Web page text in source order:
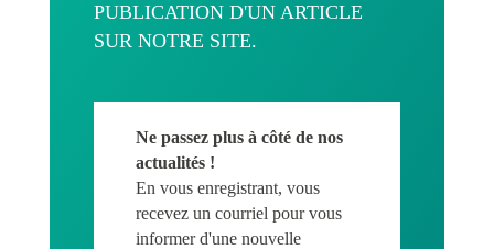
PUBLICATION D'UN ARTICLE
SUR NOTRE SITE.
Ne passez plus à côté de nos
actualités !
En vous enregistrant, vous
recevez un courriel pour vous
informer d'une nouvelle